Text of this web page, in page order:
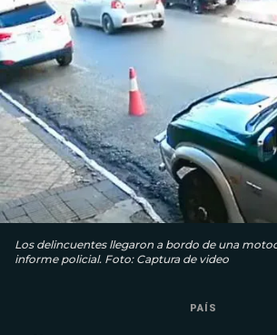
Los delincuentes llegaron a bordo de una
informe policial. Foto: Captura de video
PAÍS